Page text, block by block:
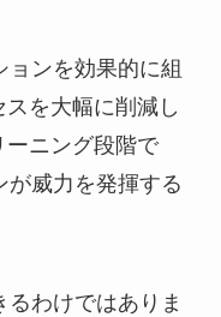
ョンを効果的に組
を大幅に削減し
ーニング段階で
が威力を発揮する
わけではありま